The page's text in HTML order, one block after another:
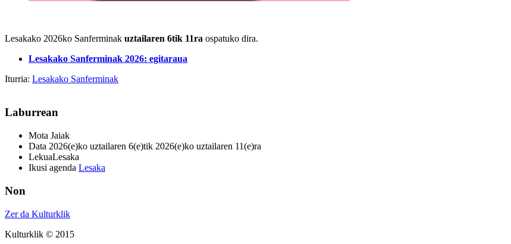
Lesakako 2026ko Sanferminak uztailaren 6tik 11ra ospatuko dira.
Lesakako Sanferminak 2026: egitaraua
Iturria: Lesakako Sanferminak
Laburrean
Mota Jaiak
Data 2026(e)ko uztailaren 6(e)tik 2026(e)ko uztailaren 11(e)ra
LekuaLesaka
Ikusi agenda Lesaka
Non
Zer da Kulturklik
Kulturklik © 2015